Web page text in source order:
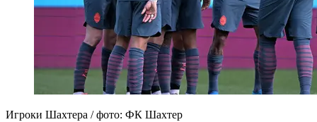
Игроки Шахтера / фото: ФК Шахтер